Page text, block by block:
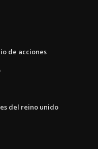
de acciones
del reino unido